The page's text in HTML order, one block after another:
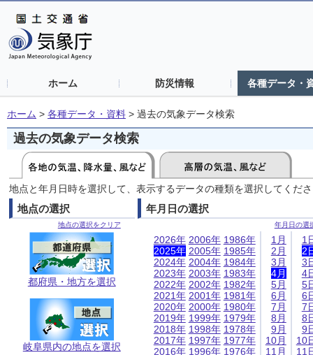
ホーム 防災情報 各種データ・
ホーム > 各種データ・資料 > 過去の気象データ検索
過去の気象データ検索
地点と年月日時を選択して、表示するデータの種類を選択してくだ
地点の選択
地点の選択をクリア
都府県・地方を選択
岐阜県内の地点を選択
年月日の選択
年月日の選
2026年
2025年
2024年
2023年
2022年
2021年
2020年
2019年
2018年
2017年
2016年
2006年
2005年
2004年
2003年
2002年
2001年
2000年
1999年
1998年
1997年
1996年
1986年
1985年
1984年
1983年
1982年
1981年
1980年
1979年
1978年
1977年
1976年
1月
2月
3月
4月
5月
6月
7月
8月
9月
10月
11月
1
2
3
4
5
6
7
8
9
10
11